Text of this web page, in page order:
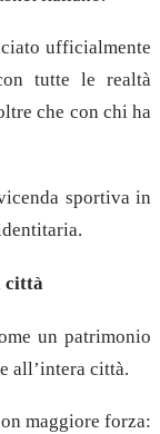
ufficialmente
tutte le realtà
che con chi ha
sportiva in
città
un patrimonio
all’intera città.
maggiore forza: